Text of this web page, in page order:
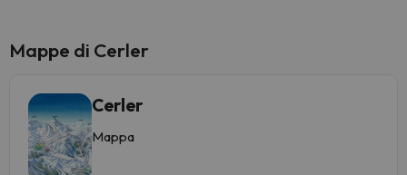
Mappe di Cerler
Cerler
Mappa